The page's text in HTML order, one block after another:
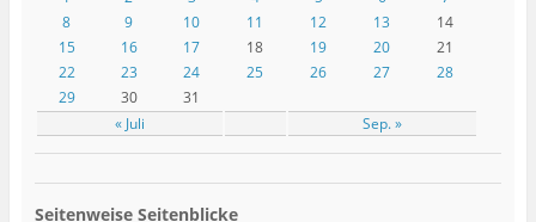
« Juli Sep. »
8
9 10 11 12 13
14
15
16 17 18 19 20
21
22
23 24 25 26 27
28
29
30 31
Seitenweise Seitenblicke